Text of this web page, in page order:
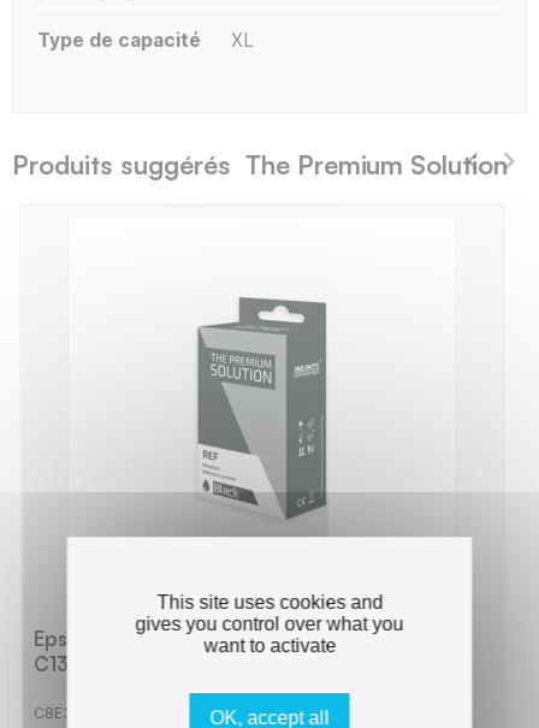
Type de capacité XL
Produits suggérés The Premium Solution
Epson E35XLB Cartouche compatible avec
C13T35914010 - Noir
C8E35XLB
This site uses cookies and
gives you control over what you
want to activate
OK, accept all